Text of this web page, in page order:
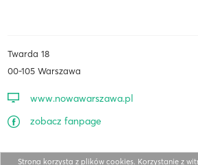
Twarda 18
00-105 Warszawa
www.nowawarszawa.pl
zobacz fanpage
Strona korzysta z plików cookies. Korzystanie z